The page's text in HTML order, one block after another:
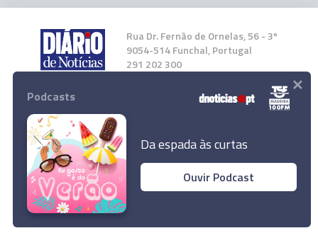
Rua Dr. Fernão de Ornelas, 56 - 3º
9054-514 Funchal, Portugal
291 202 300
Instale a nossa App
© 2026 Empresa Diário de Notícias, Lda.
Todos os direitos reservados.
Podcasts
Da espada às curtas
Ouvir Podcast
×